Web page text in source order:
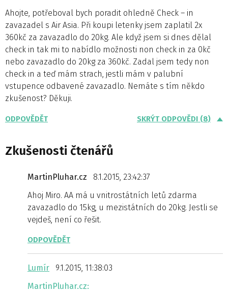
Ahojte, potřeboval bych poradit ohledně Check – in
zavazadel s Air Asia. Při koupi letenky jsem zaplatil 2x
360kč za zavazadlo do 20kg. Ale když jsem si dnes dělal
check in tak mi to nabídlo možnosti non check in za 0kč
nebo zavazadlo do 20kg za 360kč. Zadal jsem tedy non
check in a teď mám strach, jestli mám v palubní
vstupence odbavené zavazadlo. Nemáte s tím někdo
zkušenost? Děkuji.
ODPOVĚDĚT SKRÝT ODPOVĚDI (8)
Zkušenosti čtenářů
MartinPluhar.cz
8.1.2015, 23:42:37
Ahoj Miro. AA má u vnitrostátních letů zdarma
zavazadlo do 15kg, u mezistátních do 20kg. Jestli se
vejdeš, není co řešit.
ODPOVĚDĚT
Lumír
9.1.2015, 11:38:03
MartinPluhar.cz: